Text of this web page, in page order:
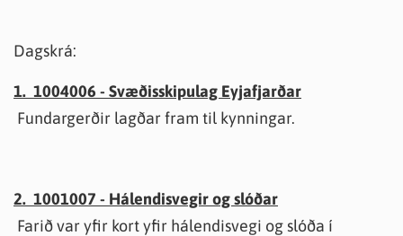
Dagskrá:
1. 1004006 - Svæðisskipulag Eyjafjarðar
Fundargerðir lagðar fram til kynningar.
2. 1001007 - Hálendisvegir og slóðar
Farið var yfir kort yfir hálendisvegi og slóða í